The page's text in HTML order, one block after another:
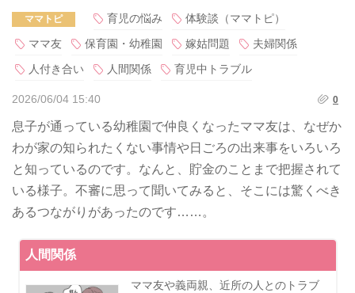
ママトピ 育児の悩み
体験談（ママトピ）
ママ友
保育園・幼稚園 嫁姑問題
夫婦関係
人付き合い
人間関係 育児中トラブル
2026/06/04 15:40 0
息子が通っている幼稚園で仲良くなったママ友は、なぜか
わが家の知られたくない事情や日ごろの出来事をいろいろ
と知っているのです。なんと、貯金のことまで把握されて
いる様子。不審に思って聞いてみると、そこには驚くべき
あるつながりがあったのです……。
人間関係
ママ友や義両親、近所の人とのトラブ